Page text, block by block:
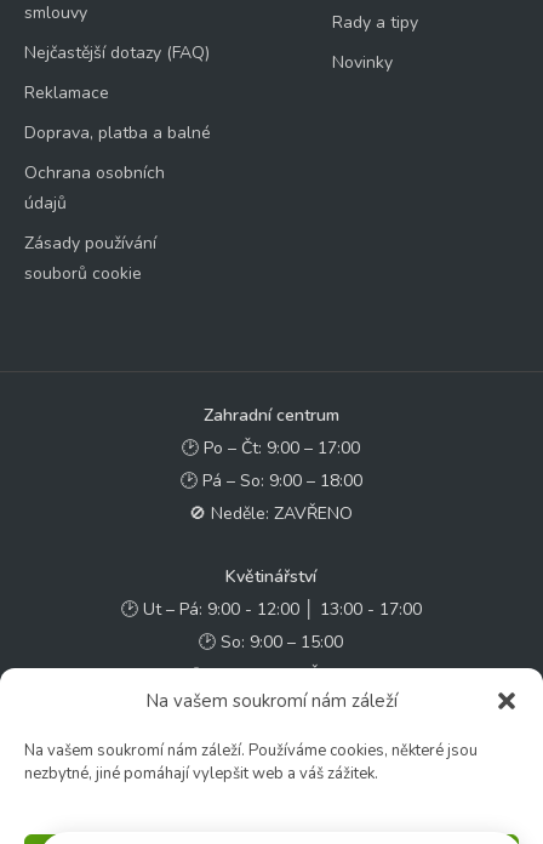
Na vašem soukromí nám záleží
Na vašem soukromí nám záleží. Používáme cookies, některé jsou
nezbytné, jiné pomáhají vylepšit web a váš zážitek.
smlouvy
Nejčastější dotazy (FAQ)
Reklamace
Doprava, platba a balné
Ochrana osobních
údajů
Zásady používání
souborů cookie
Rady a tipy
Novinky
Zahradní centrum
🕑 Po – Čt: 9:00 – 17:00
🕑 Pá – So: 9:00 – 18:00
🚫 Neděle: ZAVŘENO
Květinářství
🕑 Ut – Pá: 9:00 - 12:00 │ 13:00 - 17:00
🕑 So: 9:00 – 15:00
🚫 Ne - Po: ZAVŘENO
Rychlý kontakt:
✉️ e-shop@zcstrakovo.cz